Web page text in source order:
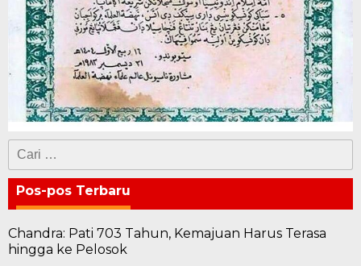
Cari
untuk:
Pos-pos Terbaru
Chandra: Pati 703 Tahun, Kemajuan Harus Terasa
hingga ke Pelosok